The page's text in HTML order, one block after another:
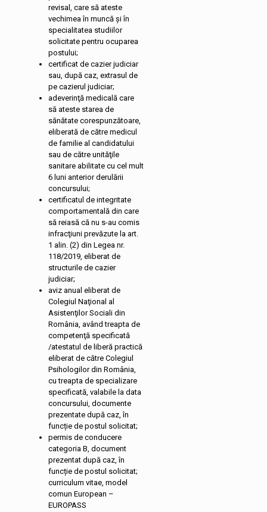
revisal, care să ateste
vechimea în muncă şi în
specialitatea studiilor
solicitate pentru ocuparea
postului;
certificat de cazier judiciar
sau, după caz, extrasul de
pe cazierul judiciar;
adeverinţă medicală care
să ateste starea de
sănătate corespunzătoare,
eliberată de către medicul
de familie al candidatului
sau de către unităţile
sanitare abilitate cu cel mult
6 luni anterior derulării
concursului;
certificatul de integritate
comportamentală din care
să reiasă că nu s-au comis
infracţiuni prevăzute la art.
1 alin. (2) din Legea nr.
118/2019, eliberat de
structurile de cazier
judiciar;
aviz anual eliberat de
Colegiul Naţional al
Asistenţilor Sociali din
România, având treapta de
competenţă specificată
/atestatul de liberă practică
eliberat de către Colegiul
Psihologilor din România,
cu treapta de specializare
specificată, valabile la data
concursului, documente
prezentate după caz, în
funcție de postul solicitat;
permis de conducere
categoria B, document
prezentat după caz, în
funcție de postul solicitat;
curriculum vitae, model
comun European –
EUROPASS